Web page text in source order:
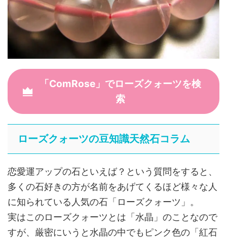
「ComRose」でローズクォーツを検
索
ローズクォーツの豆知識天然石コラム
恋愛運アップの石といえば？という質問をすると、
多くの石好きの方が名前をあげてくるほど様々な人
に知られている人気の石「ローズクォーツ」。
実はこのローズクォーツとは「水晶」のことなので
すが、厳密にいうと水晶の中でもピンク色の「紅石